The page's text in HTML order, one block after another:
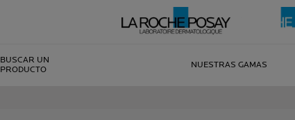
BUSCAR UN
PRODUCTO
NUESTRAS GAMAS